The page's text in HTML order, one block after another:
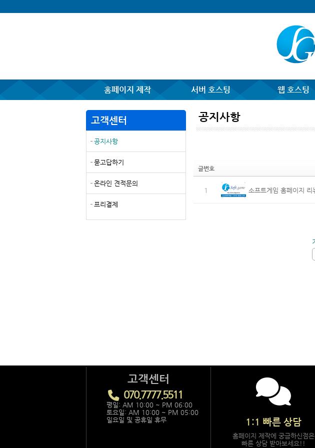
홈페이지 제작 서버 호스팅 웹 호스팅
공지사항
고객센터
공지사항
묻고답하기
온라인 견적문의
프리결제
글번호
1 소프트게임 홈페이지 리
고객센터
070.7777.5511
평일: AM 10:00 ~ PM 06:00
토요일: AM 10:00 ~ PM 05:00
일요일 및 공휴일 휴무
1:1 빠른 상담
홈페이지 제작에 궁금하신점은
빠른 상담 받아보세요!!